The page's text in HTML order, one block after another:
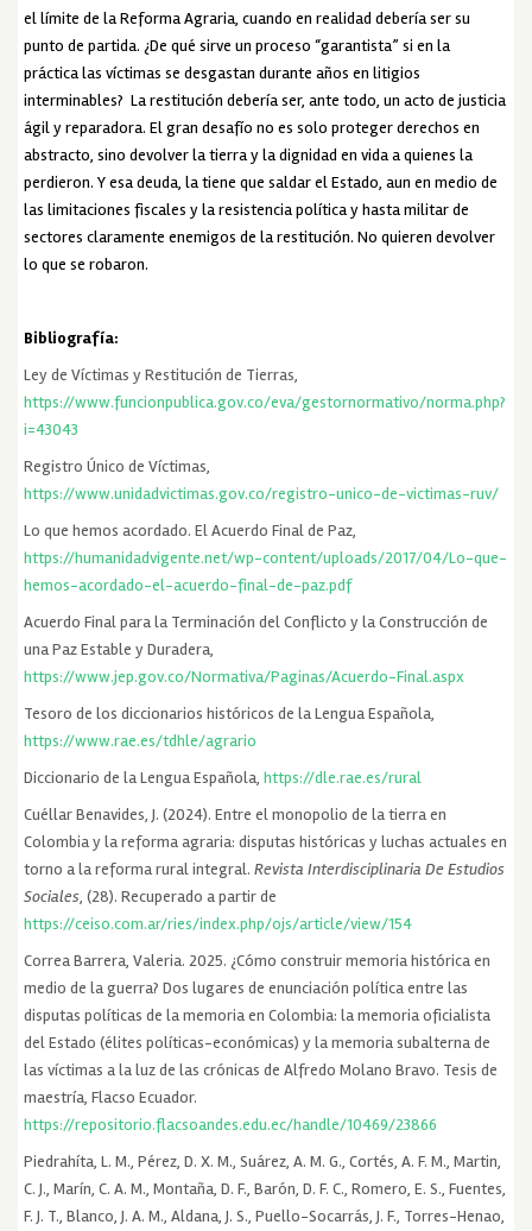
el límite de la Reforma Agraria, cuando en realidad debería ser su
punto de partida. ¿De qué sirve un proceso “garantista” si en la
práctica las víctimas se desgastan durante años en litigios
interminables? La restitución debería ser, ante todo, un acto de justicia
ágil y reparadora. El gran desafío no es solo proteger derechos en
abstracto, sino devolver la tierra y la dignidad en vida a quienes la
perdieron. Y esa deuda, la tiene que saldar el Estado, aun en medio de
las limitaciones fiscales y la resistencia política y hasta militar de
sectores claramente enemigos de la restitución. No quieren devolver
lo que se robaron.
Bibliografía:
Ley de Víctimas y Restitución de Tierras,
https://www.funcionpublica.gov.co/eva/gestornormativo/norma.php?
i=43043
Registro Único de Víctimas,
https://www.unidadvictimas.gov.co/registro-unico-de-victimas-ruv/
Lo que hemos acordado. El Acuerdo Final de Paz,
https://humanidadvigente.net/wp-content/uploads/2017/04/Lo-que-
hemos-acordado-el-acuerdo-final-de-paz.pdf
Acuerdo Final para la Terminación del Conflicto y la Construcción de
una Paz Estable y Duradera​,
https://www.jep.gov.co/Normativa/Paginas/Acuerdo-Final.aspx
Tesoro de los diccionarios históricos de la Lengua Española,
https://www.rae.es/tdhle/agrario
Diccionario de la Lengua Española,https://dle.rae.es/rural
Cuéllar Benavides, J. (2024). Entre el monopolio de la tierra en
Colombia y la reforma agraria: disputas históricas y luchas actuales en
torno a la reforma rural integral.Revista Interdisciplinaria De Estudios
Sociales, (28). Recuperado a partir de
https://ceiso.com.ar/ries/index.php/ojs/article/view/154
Correa Barrera, Valeria. 2025. ¿Cómo construir memoria histórica en
medio de la guerra? Dos lugares de enunciación política entre las
disputas políticas de la memoria en Colombia: la memoria oficialista
del Estado (élites políticas-económicas) y la memoria subalterna de
las víctimas a la luz de las crónicas de Alfredo Molano Bravo. Tesis de
maestría, Flacso Ecuador.
https://repositorio.flacsoandes.edu.ec/handle/10469/23866
Piedrahíta, L. M., Pérez, D. X. M., Suárez, A. M. G., Cortés, A. F. M., Martin,
C. J., Marín, C. A. M., Montaña, D. F., Barón, D. F. C., Romero, E. S., Fuentes,
F. J. T., Blanco, J. A. M., Aldana, J. S., Puello-Socarrás, J. F., Torres-Henao,